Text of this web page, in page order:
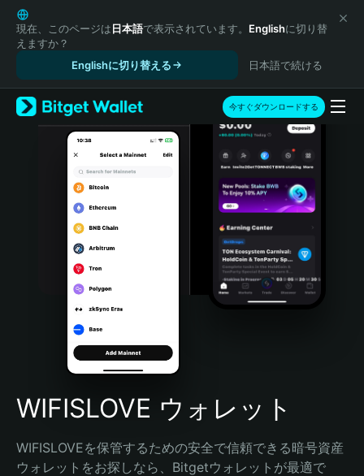
English
日本語
Tiếng Việt
Español (Latinoamérica)
Türkçe
Italiano
Português (Portugal)
Bahasa Indonesia
Português (Brasil)
Español (Argentina)
現在、このページは日本語で表示されています。 Englishに切り替
えますか？
Englishに切り替える
日本語で続ける
今すぐダウンロードする
WIFISLOVE ウォレット
WIFISLOVEを保管するための安全で信頼できる暗号資産
ウォレットをお探しなら、Bitgetウォレットが最適で